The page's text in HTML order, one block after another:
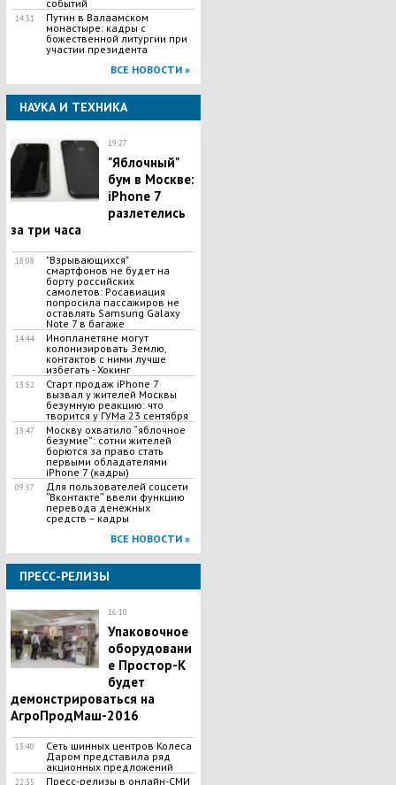
событий
14:31
Путин в Валаамском
монастыре: кадры с
божественной литургии при
участии президента
ВСЕ НОВОСТИ »
НАУКА И ТЕХНИКА
19:27
"Яблочный"
бум в Москве:
iPhone 7
разлетелись
за три часа
18:08
"Взрывающихся"
смартфонов не будет на
борту российских
самолетов: Росавиация
попросила пассажиров не
оставлять Samsung Galaxy
Note 7 в багаже
14:44
Инопланетяне могут
колонизировать Землю,
контактов с ними лучше
избегать - Хокинг
13:52
Старт продаж iPhone 7
вызвал у жителей Москвы
безумную реакцию: что
творится у ГУМа 23 сентября
13:47
Москву охватило “яблочное
безумие”: сотни жителей
борются за право стать
первыми обладателями
iPhone 7 (кадры)
09:57
Для пользователей соцсети
ʺВконтактеʺ ввели функцию
перевода денежных
средств – кадры
ВСЕ НОВОСТИ »
ПРЕСС-РЕЛИЗЫ
16:10
Упаковочное
оборудовани
е Простор-К
будет
демонстрироваться на
АгроПродМаш-2016
13:40
Сеть шинных центров Колеса
Даром представила ряд
акционных предложений
22:35 Пресс-релизы в онлайн-СМИ